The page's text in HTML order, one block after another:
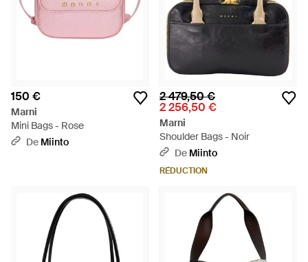
150 €
Marni
Mini Bags - Rose
De Miinto
2 479,50 €
2 256,50 €
Marni
Shoulder Bags - Noir
De Miinto
RÉDUCTION